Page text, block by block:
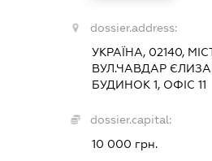
dossier.address:
УКРАЇНА, 02140,
ВУЛ.ЧАВДАР
БУДИНОК 1, ОФІС 11
dossier.capital:
10 000 грн.